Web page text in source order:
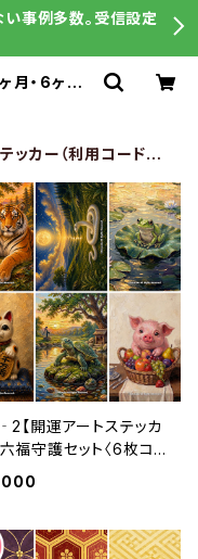
事例多数。受信設定
・6ヶ月）
ッカー（利用コード3ヶ
【開運アートステッカ
六福守護セット〈6枚コ
ート〉（利用コード6ヶ
付き）